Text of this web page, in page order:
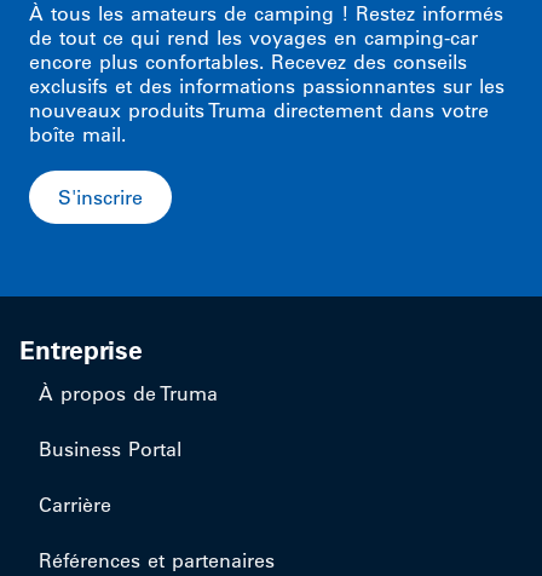
À tous les amateurs de camping ! Restez informés
de tout ce qui rend les voyages en camping-car
encore plus confortables. Recevez des conseils
exclusifs et des informations passionnantes sur les
nouveaux produits Truma directement dans votre
boîte mail.
S'inscrire
Entreprise
À propos de Truma
Business Portal
Carrière
Références et partenaires